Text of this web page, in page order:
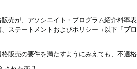
売が、アソシエイト・プログラム紹介料率
ステートメントおよびポリシー（以下「プ
販売の要件を満たすようにみえても、不適